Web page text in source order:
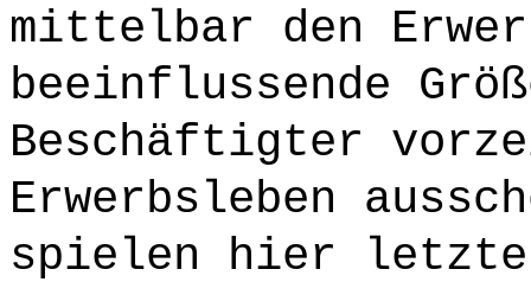
mittelbar den
beeinflussende
Beschäftigter
Erwerbsleben
spielen hier